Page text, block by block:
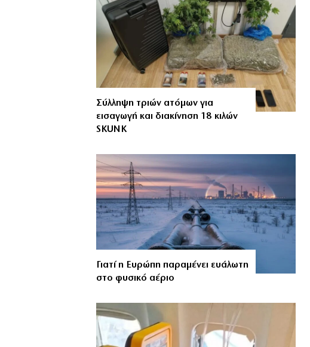
Σύλληψη τριών ατόμων για
εισαγωγή και διακίνηση 18 κιλών
SKUNK
Γιατί η Ευρώπη παραμένει ευάλωτη
στο φυσικό αέριο